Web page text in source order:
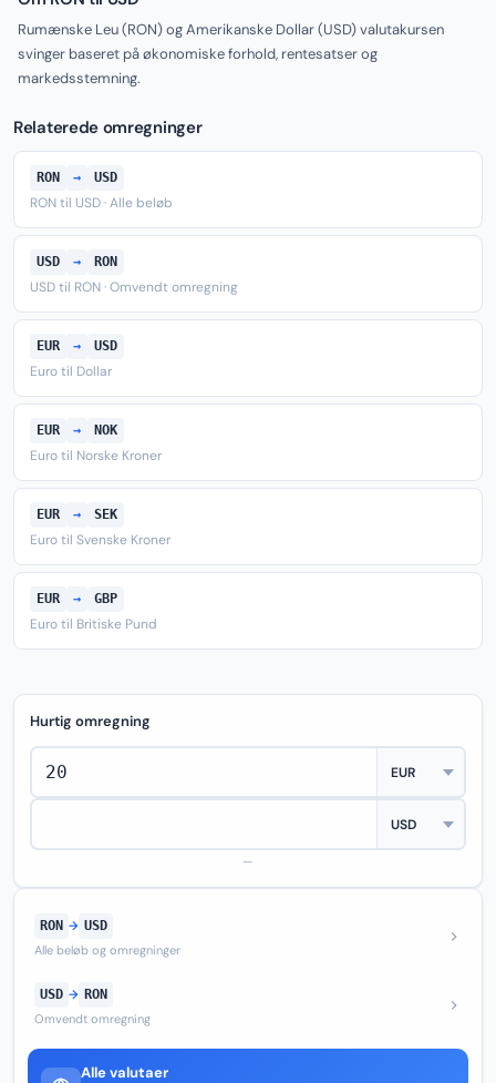
Rumænske Leu (RON) og Amerikanske Dollar (USD) valutakursen
svinger baseret på økonomiske forhold, rentesatser og
markedsstemning.
Relaterede omregninger
RON → USD
RON til USD · Alle beløb
USD → RON
USD til RON · Omvendt omregning
EUR → USD
Euro til Dollar
EUR → NOK
Euro til Norske Kroner
EUR → SEK
Euro til Svenske Kroner
EUR → GBP
Euro til Britiske Pund
Hurtig omregning
—
RON → USD
Alle beløb og omregninger
USD → RON
Omvendt omregning
Alle valutaer